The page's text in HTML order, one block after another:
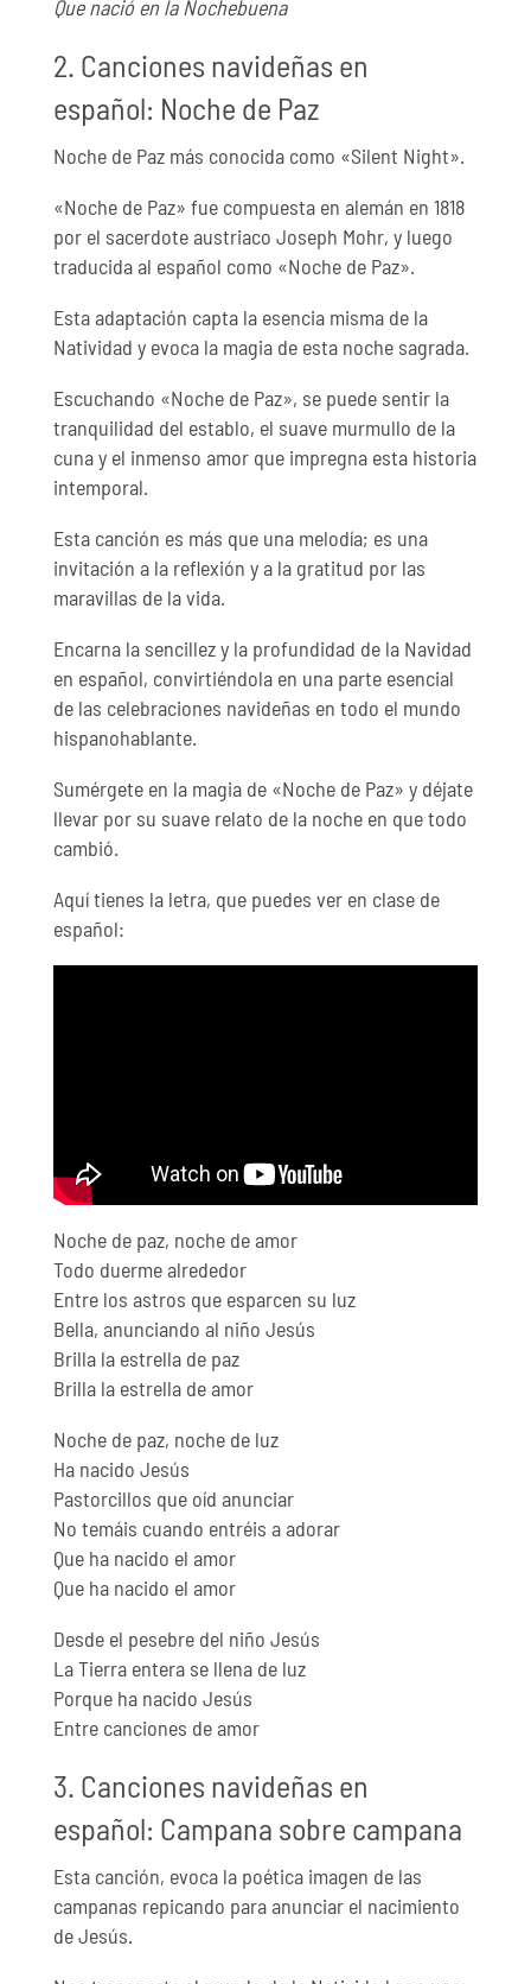
Que nació en la Nochebuena
2. Canciones navideñas en
español: Noche de Paz
Noche de Paz más conocida como «Silent Night».
«Noche de Paz» fue compuesta en alemán en 1818
por el sacerdote austriaco Joseph Mohr, y luego
traducida al español como «Noche de Paz».
Esta adaptación capta la esencia misma de la
Natividad y evoca la magia de esta noche sagrada.
Escuchando «Noche de Paz», se puede sentir la
tranquilidad del establo, el suave murmullo de la
cuna y el inmenso amor que impregna esta historia
intemporal.
Esta canción es más que una melodía; es una
invitación a la reflexión y a la gratitud por las
maravillas de la vida.
Encarna la sencillez y la profundidad de la Navidad
en español, convirtiéndola en una parte esencial
de las celebraciones navideñas en todo el mundo
hispanohablante.
Sumérgete en la magia de «Noche de Paz» y déjate
llevar por su suave relato de la noche en que todo
cambió.
Aquí tienes la letra, que puedes ver en clase de
español:
Noche de paz, noche de amor
Todo duerme alrededor
Entre los astros que esparcen su luz
Bella, anunciando al niño Jesús
Brilla la estrella de paz
Brilla la estrella de amor
Noche de paz, noche de luz
Ha nacido Jesús
Pastorcillos que oíd anunciar
No temáis cuando entréis a adorar
Que ha nacido el amor
Que ha nacido el amor
Desde el pesebre del niño Jesús
La Tierra entera se llena de luz
Porque ha nacido Jesús
Entre canciones de amor
3. Canciones navideñas en
español: Campana sobre campana
Esta canción, evoca la poética imagen de las
campanas repicando para anunciar el nacimiento
de Jesús.